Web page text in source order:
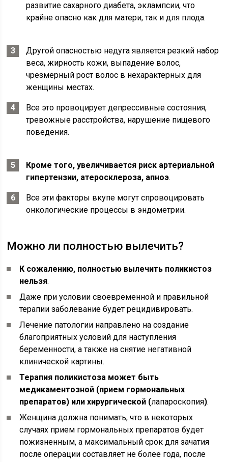
развитие сахарного диабета, эклампсии, что
крайне опасно как для матери, так и для плода.
Другой опасностью недуга является резкий набор
веса, жирность кожи, выпадение волос,
чрезмерный рост волос в нехарактерных для
женщины местах.
Все это провоцирует депрессивные состояния,
тревожные расстройства, нарушение пищевого
поведения.
Кроме того, увеличивается риск артериальной
гипертензии, атеросклероза, апноэ.
Все эти факторы вкупе могут спровоцировать
онкологические процессы в эндометрии.
Можно ли полностью вылечить?
К сожалению, полностью вылечить поликистоз
нельзя.
Даже при условии своевременной и правильной
терапии заболевание будет рецидивировать.
Лечение патологии направлено на создание
благоприятных условий для наступления
беременности, а также на снятие негативной
клинической картины.
Терапия поликистоза может быть
медикаментозной (прием гормональных
препаратов) или хирургической (лапароскопия).
Женщина должна понимать, что в некоторых
случаях прием гормональных препаратов будет
пожизненным, а максимальный срок для зачатия
после операции составляет не более года, после